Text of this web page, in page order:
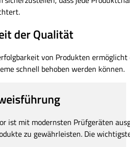
der Qualität
von Produkten
schnell behoben werden können.
ist mit modernsten Prüfgeräten
zu gewährleisten. Die